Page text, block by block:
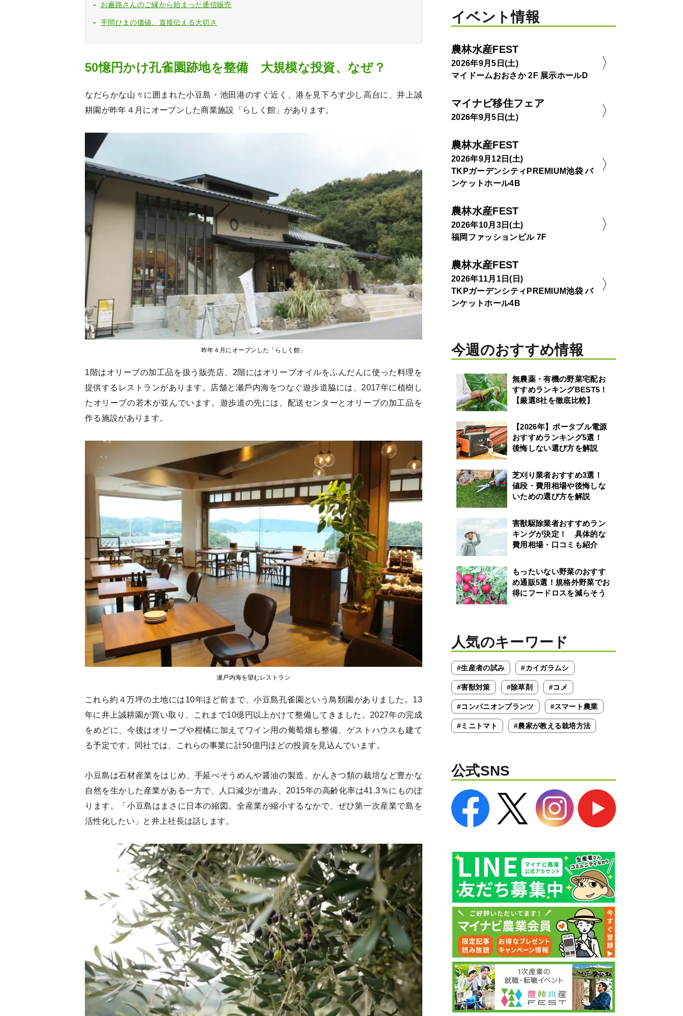
お遍路さんのご縁から始まった通信販売
手間ひまの価値、直接伝える大切さ
50憶円かけ孔雀園跡地を整備 大規模な投資、なぜ？
なだらかな山々に囲まれた小豆島・池田港のすぐ近く、港を見下ろす少し高台に、井上誠
耕園が昨年４月にオープンした商業施設「らしく館」があります。
昨年４月にオープンした「らしく館」
1階はオリーブの加工品を扱う販売店、2階にはオリーブオイルをふんだんに使った料理を
提供するレストランがあります。店舗と瀬⼾内海をつなぐ遊歩道脇には、2017年に植樹し
たオリーブの若⽊が並んでいます。遊歩道の先には、配送センターとオリーブの加工品を
作る施設があります。
瀬戸内海を望むレストラン
これら約４万坪の土地には10年ほど前まで、小豆島孔雀園という鳥類園がありました。13
年に井上誠耕園が買い取り、これまで10億円以上かけて整備してきました。2027年の完成
をめどに、今後はオリーブや柑橘に加えてワイン用の葡萄畑も整備、ゲストハウスも建て
る予定です。同社では、これらの事業に計50億円ほどの投資を見込んでいます。
小豆島は石材産業をはじめ、手延べそうめんや醤油の製造、かんきつ類の栽培など豊かな
自然を生かした産業がある一方で、人口減少が進み、2015年の高齢化率は41.3％にものぼ
ります。「小豆島はまさに日本の縮図。全産業が縮小するなかで、ぜひ第一次産業で島を
活性化したい」と井上社長は話します。
イベント情報
農林水産FEST
2026年9月5日(土)
マイドームおおさか 2F 展示ホールD
マイナビ移住フェア
2026年9月5日(土)
農林水産FEST
2026年9月12日(土)
TKPガーデンシティPREMIUM池袋 バ
ンケットホール4B
農林水産FEST
2026年10月3日(土)
福岡ファッションビル 7F
農林水産FEST
2026年11月1日(日)
TKPガーデンシティPREMIUM池袋 バ
ンケットホール4B
今週のおすすめ情報
無農薬・有機の野菜宅配お
すすめランキングBEST5！
【厳選8社を徹底比較】
【2026年】ポータブル電源
おすすめランキング5選！
後悔しない選び方を解説
芝刈り業者おすすめ3選！
値段・費用相場や後悔しな
いための選び方を解説
害獣駆除業者おすすめラン
キングが決定！ 具体的な
費用相場・口コミも紹介
もったいない野菜のおすす
め通販5選！規格外野菜でお
得にフードロスを減らそう
人気のキーワード
#生産者の試み #カイガラムシ
#害獣対策 #除草剤 #コメ
#コンパニオンプランツ #スマート農業
#ミニトマト #農家が教える栽培方法
公式SNS